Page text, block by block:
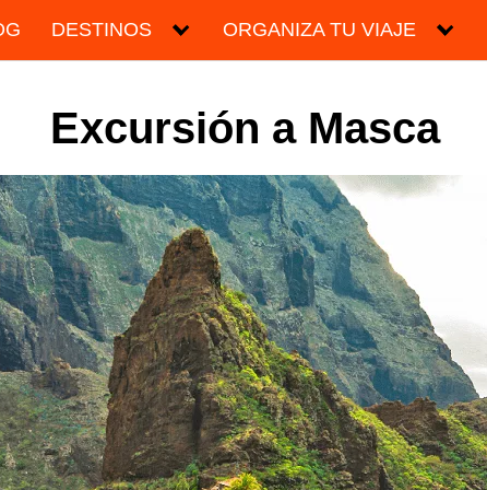
DESTINOS ORGANIZA TU VIAJE
Excursión a Masca